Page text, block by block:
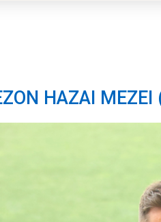
HAZAI MEZEI